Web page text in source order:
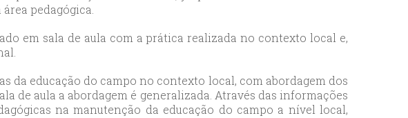
pedagógica.
em sala de aula com a prática realizada no contexto local e,
da educação do campo no contexto local, com abordagem dos
de aula a abordagem é generalizada. Através das informações
na manutenção da educação do campo a nível local,